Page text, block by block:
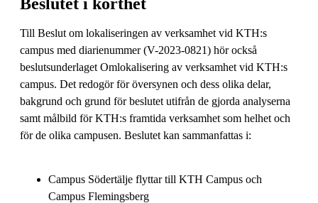
Till Beslut om lokaliseringen av verksamhet vid KTH:s
campus med diarienummer (V-2023-0821) hör också
beslutsunderlaget Omlokalisering av verksamhet vid KTH:s
campus. Det redogör för översynen och dess olika delar,
bakgrund och grund för beslutet utifrån de gjorda analyserna
samt målbild för KTH:s framtida verksamhet som helhet och
för de olika campusen. Beslutet kan sammanfattas i:
Campus Södertälje flyttar till KTH Campus och
Campus Flemingsberg